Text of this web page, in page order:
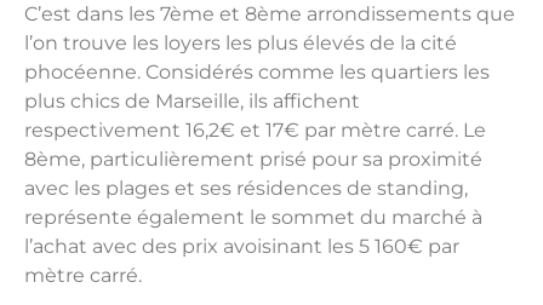
C’est dans les 7ème et 8ème arrondissements que
l’on trouve les loyers les plus élevés de la cité
phocéenne. Considérés comme les quartiers les
plus chics de Marseille, ils affichent
respectivement 16,2€ et 17€ par mètre carré. Le
8ème, particulièrement prisé pour sa proximité
avec les plages et ses résidences de standing,
représente également le sommet du marché à
l’achat avec des prix avoisinant les 5 160€ par
mètre carré.